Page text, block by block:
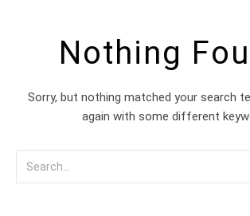
Nothing
Sorry, but nothing matched your search
again with some different